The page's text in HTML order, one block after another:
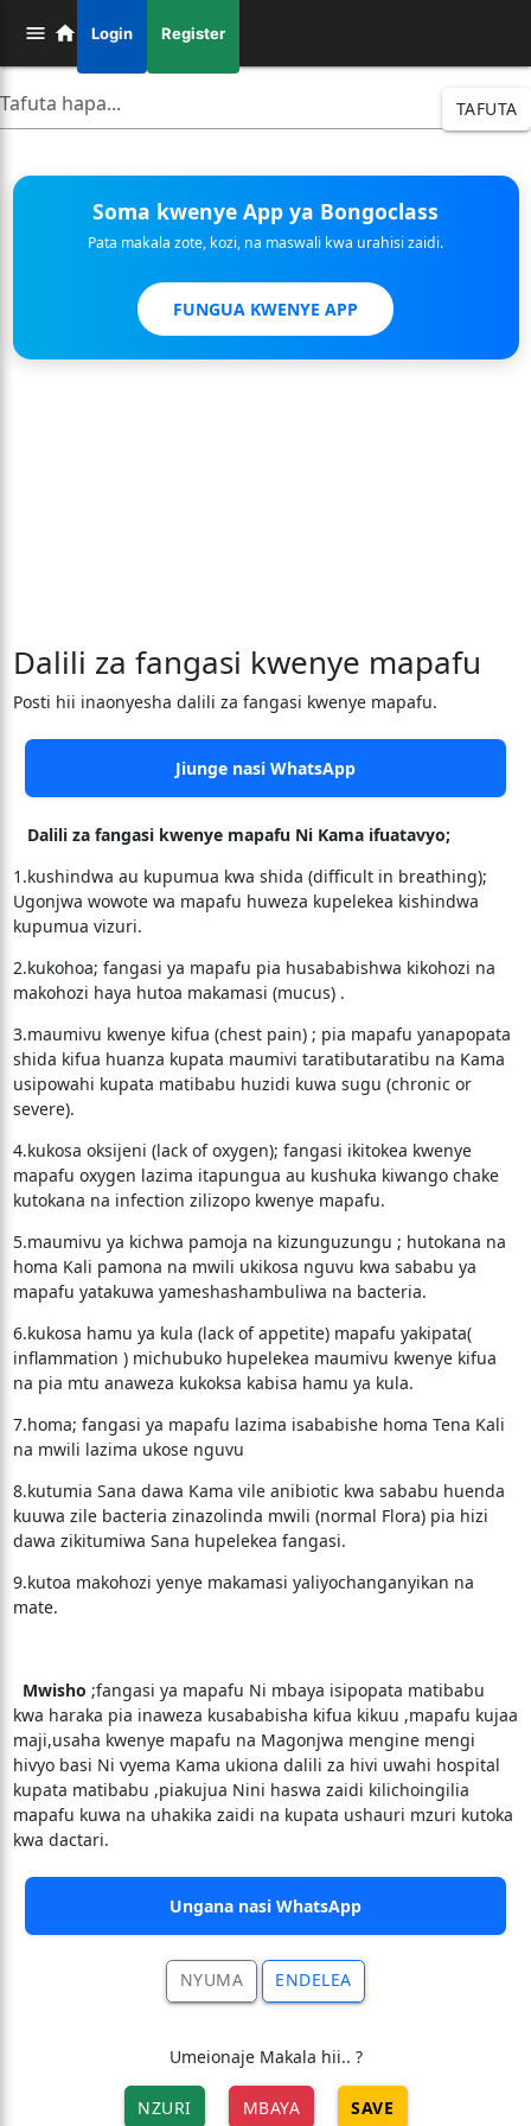
Login Register
TAFUTA
Soma kwenye App ya Bongoclass
Pata makala zote, kozi, na maswali kwa urahisi zaidi.
FUNGUA KWENYE APP
Dalili za fangasi kwenye mapafu
Posti hii inaonyesha dalili za fangasi kwenye mapafu.
Jiunge nasi WhatsApp
Dalili za fangasi kwenye mapafu Ni Kama ifuatavyo;
1.kushindwa au kupumua kwa shida (difficult in breathing);
Ugonjwa wowote wa mapafu huweza kupelekea kishindwa
kupumua vizuri.
2.kukohoa; fangasi ya mapafu pia husababishwa kikohozi na
makohozi haya hutoa makamasi (mucus) .
3.maumivu kwenye kifua (chest pain) ; pia mapafu yanapopata
shida kifua huanza kupata maumivi taratibutaratibu na Kama
usipowahi kupata matibabu huzidi kuwa sugu (chronic or
severe).
4.kukosa oksijeni (lack of oxygen); fangasi ikitokea kwenye
mapafu oxygen lazima itapungua au kushuka kiwango chake
kutokana na infection zilizopo kwenye mapafu.
5.maumivu ya kichwa pamoja na kizunguzungu ; hutokana na
homa Kali pamona na mwili ukikosa nguvu kwa sababu ya
mapafu yatakuwa yameshashambuliwa na bacteria.
6.kukosa hamu ya kula (lack of appetite) mapafu yakipata(
inflammation ) michubuko hupelekea maumivu kwenye kifua
na pia mtu anaweza kukoksa kabisa hamu ya kula.
7.homa; fangasi ya mapafu lazima isababishe homa Tena Kali
na mwili lazima ukose nguvu
8.kutumia Sana dawa Kama vile anibiotic kwa sababu huenda
kuuwa zile bacteria zinazolinda mwili (normal Flora) pia hizi
dawa zikitumiwa Sana hupelekea fangasi.
9.kutoa makohozi yenye makamasi yaliyochanganyikan na
mate.
Mwisho ;fangasi ya mapafu Ni mbaya isipopata matibabu
kwa haraka pia inaweza kusababisha kifua kikuu ,mapafu kujaa
maji,usaha kwenye mapafu na Magonjwa mengine mengi
hivyo basi Ni vyema Kama ukiona dalili za hivi uwahi hospital
kupata matibabu ,piakujua Nini haswa zaidi kilichoingilia
mapafu kuwa na uhakika zaidi na kupata ushauri mzuri kutoka
kwa dactari.
Ungana nasi WhatsApp
NYUMA ENDELEA
Umeionaje Makala hii.. ?
NZURI MBAYA SAVE